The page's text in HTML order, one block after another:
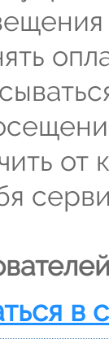
от
в